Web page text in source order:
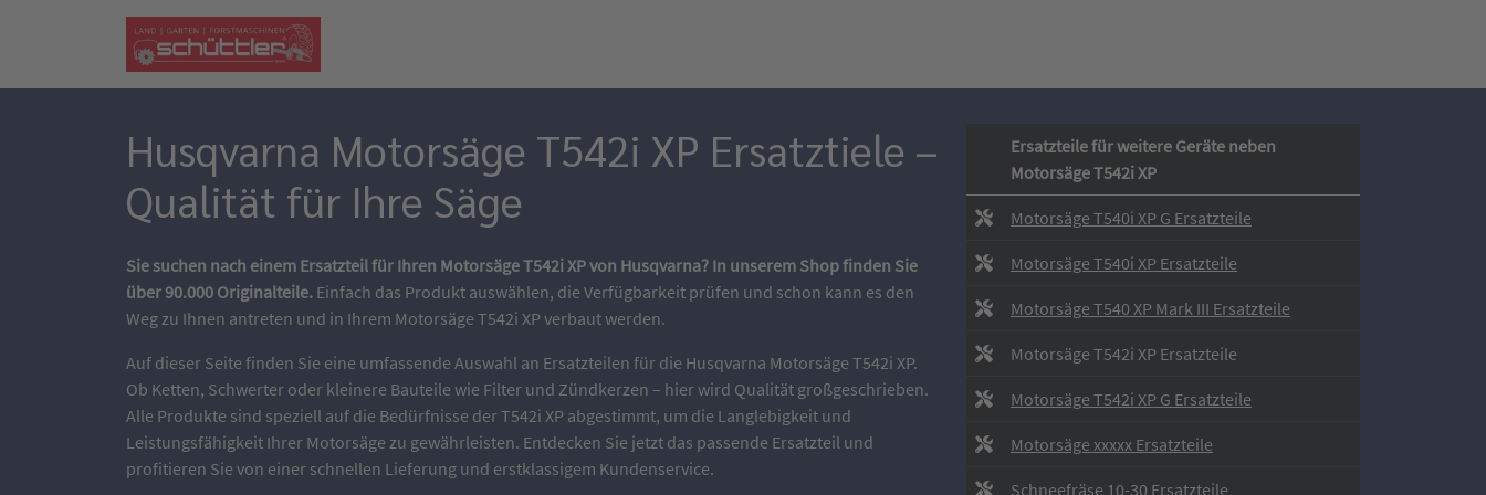
Husqvarna Motorsäge T542i XP Ersatztiele –
Qualität für Ihre Säge
Sie suchen nach einem Ersatzteil für Ihren Motorsäge T542i XP von Husqvarna? In unserem Shop finden Sie
über 90.000 Originalteile. Einfach das Produkt auswählen, die Verfügbarkeit prüfen und schon kann es den
Weg zu Ihnen antreten und in Ihrem Motorsäge T542i XP verbaut werden.
Auf dieser Seite finden Sie eine umfassende Auswahl an Ersatzteilen für die Husqvarna Motorsäge T542i XP.
Ob Ketten, Schwerter oder kleinere Bauteile wie Filter und Zündkerzen – hier wird Qualität großgeschrieben.
Alle Produkte sind speziell auf die Bedürfnisse der T542i XP abgestimmt, um die Langlebigkeit und
Leistungsfähigkeit Ihrer Motorsäge zu gewährleisten. Entdecken Sie jetzt das passende Ersatzteil und
profitieren Sie von einer schnellen Lieferung und erstklassigem Kundenservice.
Ersatzteile für weitere Geräte neben
Motorsäge T542i XP
Motorsäge T540i XP G Ersatzteile
Motorsäge T540i XP Ersatzteile
Motorsäge T540 XP Mark III Ersatzteile
Motorsäge T542i XP Ersatzteile
Motorsäge T542i XP G Ersatzteile
Motorsäge xxxxx Ersatzteile
Schneefräse 10-30 Ersatzteile